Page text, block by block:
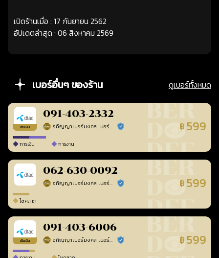
เปิดร้านเมื่อ : 17 กันยายน 2562
อัปเดตล่าสุด : 06 สิงหาคม 2569
เบอร์อื่นๆ ของร้าน ดูเบอร์ทั้งหมด
เติมเงิน
091-403-2332
อภิญญาเบอร์มงคล เบอร์สวยเลขศาสตร์ ร้านยืนยันแล้ว ฿ 599
การเงิน การงาน
062-630-0092
อภิญญาเบอร์มงคล เบอร์สวยเลขศาสตร์ ร้านยืนยันแล้ว ฿ 599
โชคลาภ
เติมเงิน
091-403-6006
อภิญญาเบอร์มงคล เบอร์สวยเลขศาสตร์ ร้านยืนยันแล้ว ฿ 599